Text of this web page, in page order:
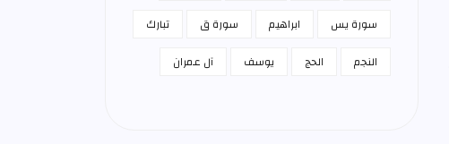
سورة يس
ابراهيم سورة ق
تبارك
النجم
الحج يوسف آل عمران